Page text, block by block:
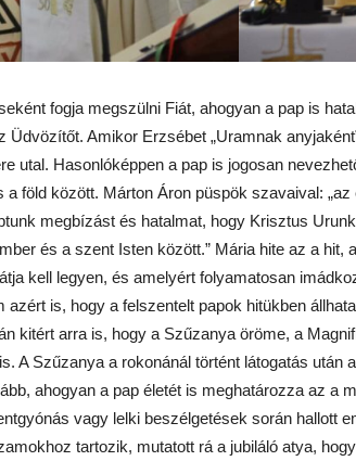
fogja megszülni Fiát, ahogyan a pap is
Üdvözítőt. Amikor Erzsébet „Uramnak
utal. Hasonlóképpen a pap is jogosan
a föld között. Márton Áron püspök szavaival:
megbízást és hatalmat, hogy Krisztus
és a szent Isten között.” Mária hite az a hit,
kell legyen, és amelyért folyamatosan
azért is, hogy a felszentelt papok hitükben
kitért arra is, hogy a Szűzanya öröme, a
A Szűzanya a rokonánál történt látogatás után
ahogyan a pap életét is meghatározza az a
vagy lelki beszélgetések során hallott
tartozik, mutatott rá a jubiláló atya,